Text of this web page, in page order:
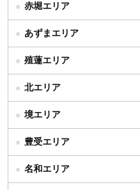
赤堀エリア
あずまエリア
殖蓮エリア
北エリア
境エリア
豊受エリア
名和エリア